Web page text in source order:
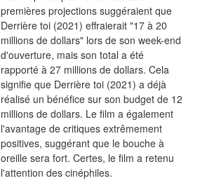
premières projections suggéraient que
Derrière toi (2021) effraierait "17 à 20
millions de dollars" lors de son week-end
d'ouverture, mais son total a été
rapporté à 27 millions de dollars. Cela
signifie que Derrière toi (2021) a déjà
réalisé un bénéfice sur son budget de 12
millions de dollars. Le film a également
l'avantage de critiques extrêmement
positives, suggérant que le bouche à
oreille sera fort. Certes, le film a retenu
l'attention des cinéphiles.